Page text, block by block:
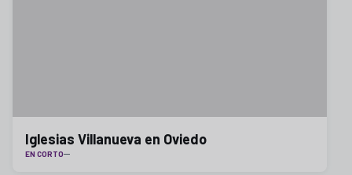
Iglesias Villanueva en Oviedo
EN CORTO